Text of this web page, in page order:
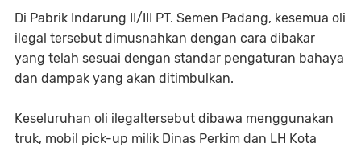
Di Pabrik Indarung II/III PT. Semen Padang, kesemua oli
ilegal tersebut dimusnahkan dengan cara dibakar
yang telah sesuai dengan standar pengaturan bahaya
dan dampak yang akan ditimbulkan.
Keseluruhan oli ilegaltersebut dibawa menggunakan
truk, mobil pick-up milik Dinas Perkim dan LH Kota